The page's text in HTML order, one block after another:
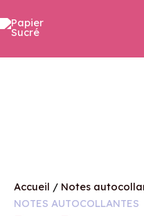
au
contenu
Accueil / Notes
NOTES AUTOCOLLANTES
de
Bee